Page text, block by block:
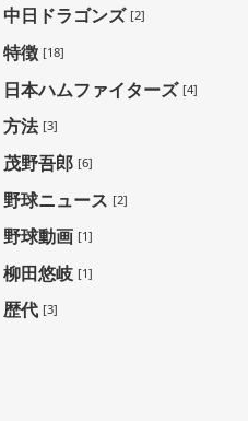
中日ドラゴンズ [2]
特徴 [18]
日本ハムファイターズ [4]
方法 [3]
茂野吾郎 [6]
野球ニュース [2]
野球動画 [1]
柳田悠岐 [1]
歴代 [3]